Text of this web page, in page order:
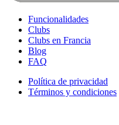
Funcionalidades
Clubs
Clubs en Francia
Blog
FAQ
Política de privacidad
Términos y condiciones